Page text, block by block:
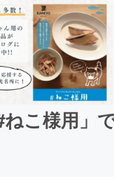
こ様用」